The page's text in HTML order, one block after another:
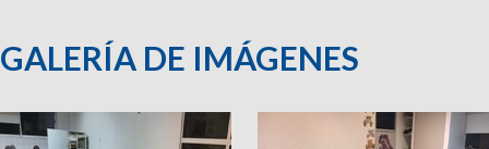
GALERÍA DE IMÁGENES